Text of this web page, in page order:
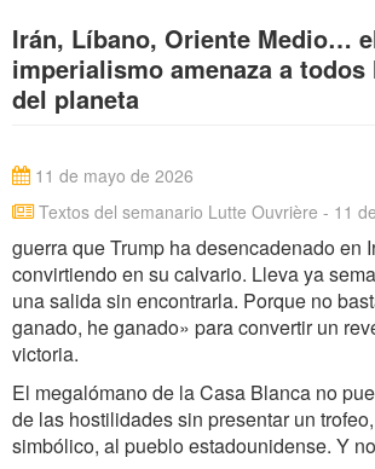
搜索
联系方式
Irán, Líbano, Oriente Medio…
imperialismo amenaza a
del planeta
Textos del semanario Lutte Ouvrière - 11
11 de mayo de 2026
guerra que Trump ha desencadenado en
convirtiendo en su calvario. Lleva ya
una salida sin encontrarla. Porque no
ganado, he ganado» para convertir un
victoria.
El megalómano de la Casa Blanca no
de las hostilidades sin presentar un
simbólico, al pueblo estadounidense. Y